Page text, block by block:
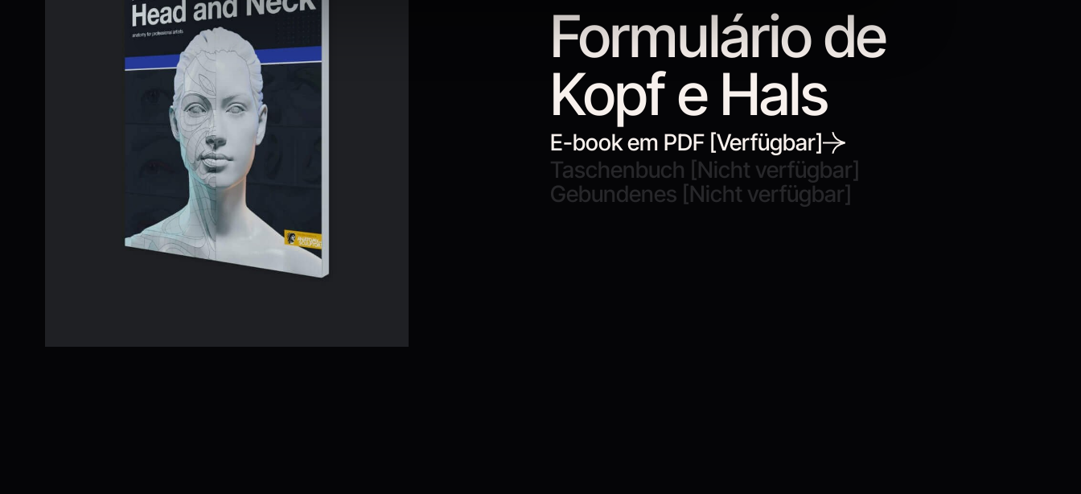
Formulário de
Kopf e Hals
E-book em PDF [Verfügbar]
Taschenbuch [Nicht verfügbar]
Gebundenes [Nicht verfügbar]